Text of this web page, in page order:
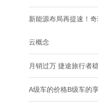
新能源布局再提速！
云概念
月销过万 捷途旅行者
A级车的价格B级车的